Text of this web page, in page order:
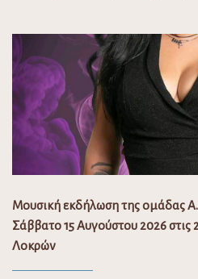
Μουσική εκδήλωση της ομάδας
Σάββατο 15 Αυγούστου 2026
Λοκρών